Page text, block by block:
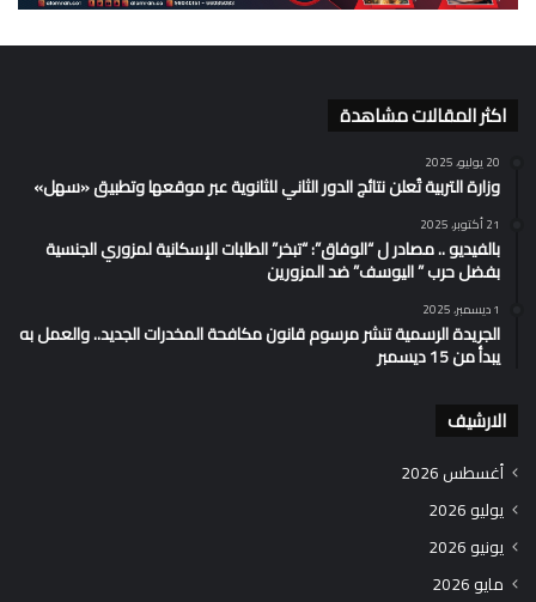
اكثر المقالات مشاهدة
20 يوليو، 2025
وزارة التربية تُعلن نتائج الدور الثاني للثانوية عبر موقعها وتطبيق «سهل»
21 أكتوبر، 2025
بالفيديو .. مصادر ل “الوفاق”: “تبخر” الطلبات الإسكانية لمزوري الجنسية
بفضل حرب ” اليوسف” ضد المزورين
1 ديسمبر، 2025
الجريدة الرسمية تنشر مرسوم قانون مكافحة المخدرات الجديد.. والعمل به
يبدأ من 15 ديسمبر
الارشيف
أغسطس 2026
يوليو 2026
يونيو 2026
مايو 2026